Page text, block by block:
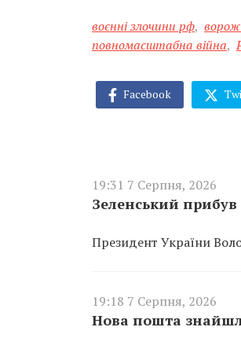
воєнні злочини рф,
повномасштабна війна,
Facebook
19:31 7 Серпня, 2026
Зеленський прибув
Президент України
19:18 7 Серпня, 2026
Нова пошта